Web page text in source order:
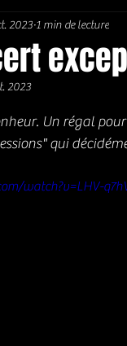
Soul / Funk / Rhythm
2023 1 min de lecture
2023
Un régal pour
qui
watch?v=LHV-